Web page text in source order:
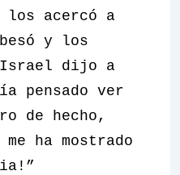
los acercó a
y los
Israel dijo a
pensado ver
de hecho,
ha mostrado